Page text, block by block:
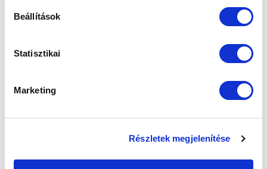
Beállítások
Statisztikai
Marketing
Részletek megjelenítése